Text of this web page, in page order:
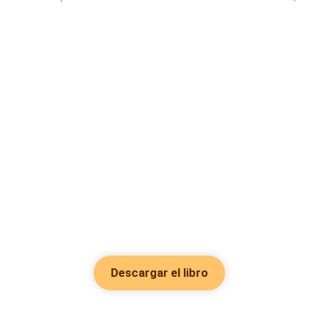
Descargar el libro